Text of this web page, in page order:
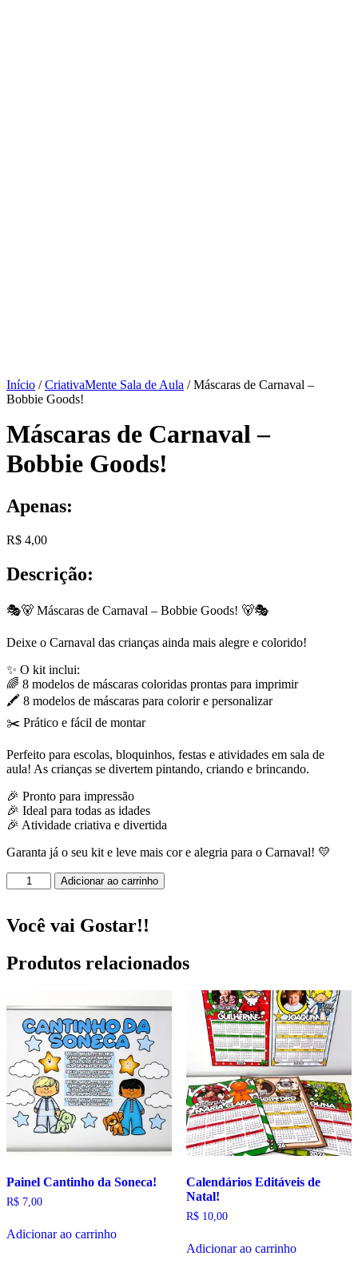
Início /CriativaMente Sala de Aula / Máscaras de Carnaval –
Bobbie Goods!
Máscaras de Carnaval –
Bobbie Goods!
Apenas:
R$ 4,00
Descrição:
🎭🐻 Máscaras de Carnaval – Bobbie Goods! 🐻🎭
Deixe o Carnaval das crianças ainda mais alegre e colorido!
✨ O kit inclui:
🌈 8 modelos de máscaras coloridas prontas para imprimir
🖍️ 8 modelos de máscaras para colorir e personalizar
✂️ Prático e fácil de montar
Perfeito para escolas, bloquinhos, festas e atividades em sala de
aula! As crianças se divertem pintando, criando e brincando.
🎉 Pronto para impressão
🎉 Ideal para todas as idades
🎉 Atividade criativa e divertida
Garanta já o seu kit e leve mais cor e alegria para o Carnaval! 💛
Máscaras
de
–
Bobbie
quantidade
Adicionar ao carrinho
Você vai Gostar!!
Produtos relacionados
Painel Cantinho da Soneca!
R$ 7,00
Adicionar ao carrinho
Calendários Editáveis de
Natal!
R$10,00
Adicionar ao carrinho